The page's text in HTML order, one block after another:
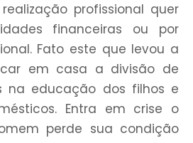
profissional quer
financeiras ou por
Fato este que levou a
em casa a divisão de
na educação dos filhos e
Entra em crise o
perde sua condição